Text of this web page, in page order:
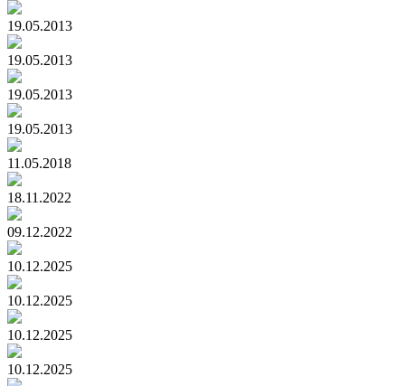
19.05.2013
19.05.2013
19.05.2013
19.05.2013
11.05.2018
18.11.2022
09.12.2022
10.12.2025
10.12.2025
10.12.2025
10.12.2025